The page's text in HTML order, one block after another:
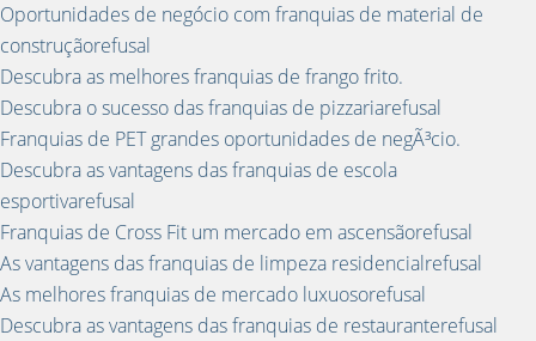
Oportunidades de negócio com franquias de material de
construçãorefusal
Descubra as melhores franquias de frango frito.
Descubra o sucesso das franquias de pizzariarefusal
Franquias de PET grandes oportunidades de negÃ³cio.
Descubra as vantagens das franquias de escola
esportivarefusal
Franquias de Cross Fit um mercado em ascensãorefusal
As vantagens das franquias de limpeza residencialrefusal
As melhores franquias de mercado luxuosorefusal
Descubra as vantagens das franquias de restauranterefusal